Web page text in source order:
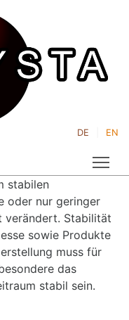
DE EN
stabilen
oder nur geringer
verändert. Stabilität
sowie Produkte
muss für
das
stabil sein.